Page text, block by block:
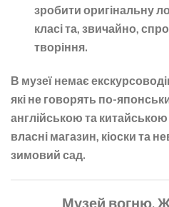
зробити оригінальну
класі та, звичайно,
творіння.
В музеї немає
які не говорять по-
англійською та
власні магазин, кіоски та
зимовий сад.
Музей вогню,